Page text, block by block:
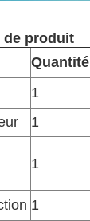
de produit
Quantité
1
1
1
1